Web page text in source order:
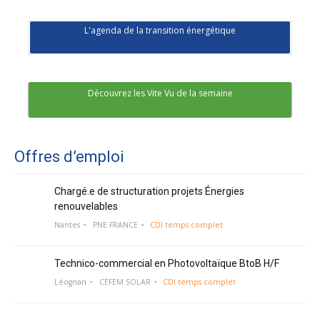
L'agenda de la transition énergétique
Découvrez les Vite Vu de la semaine
Offres d’emploi
Chargé.e de structuration projets Énergies
renouvelables
Nantes PNE FRANCE CDI temps complet
Technico-commercial en Photovoltaïque BtoB H/F
Léognan CEFEM SOLAR CDI temps complet